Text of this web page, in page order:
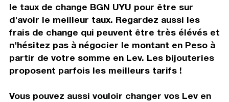
le taux de change BGN UYU pour être sur
d'avoir le meilleur taux. Regardez aussi les
frais de change qui peuvent être très élévés et
n'hésitez pas à négocier le montant en Peso à
partir de votre somme en Lev. Les bijouteries
proposent parfois les meilleurs tarifs !
Vous pouvez aussi vouloir changer vos Lev en